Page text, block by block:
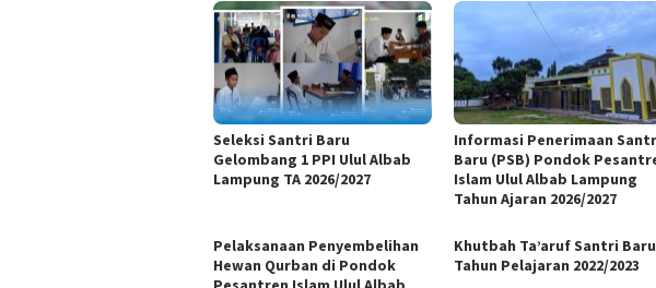
Seleksi Santri Baru
Gelombang 1 PPI Ulul Albab
Lampung TA 2026/2027
Informasi Penerimaan
Baru (PSB) Pondok
Islam Ulul Albab Lampung
Tahun Ajaran 2026/2027
Pelaksanaan Penyembelihan
Hewan Qurban di Pondok
Khutbah Ta’aruf Santri Baru
Tahun Pelajaran 2022/2023